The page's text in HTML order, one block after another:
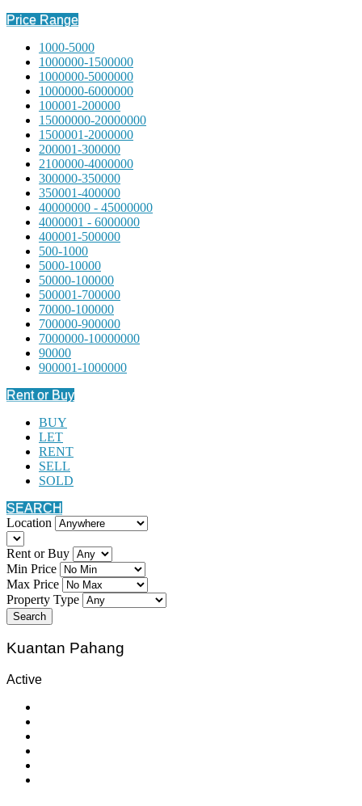
Price Range
1000-5000
1000000-1500000
1000000-5000000
1000000-6000000
100001-200000
15000000-20000000
1500001-2000000
200001-300000
2100000-4000000
300000-350000
350001-400000
40000000 - 45000000
4000001 - 6000000
400001-500000
500-1000
5000-10000
50000-100000
500001-700000
70000-100000
700000-900000
7000000-10000000
90000
900001-1000000
Rent or Buy
BUY
LET
RENT
SELL
SOLD
SEARCH
Location
Rent or Buy
Min Price
Max Price
Property Type
Search
Kuantan Pahang
Active